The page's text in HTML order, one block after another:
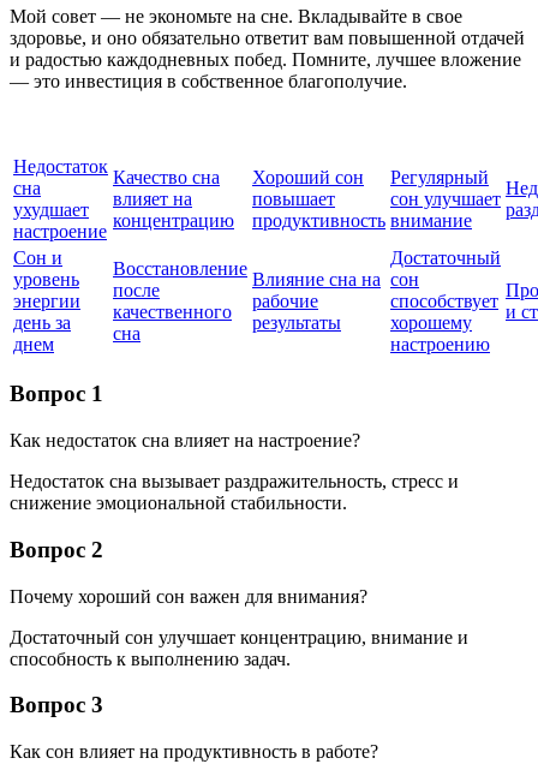
Мой совет — не экономьте на сне. Вкладывайте в свое
здоровье, и оно обязательно ответит вам повышенной отдачей
и радостью каждодневных побед. Помните, лучшее вложение
— это инвестиция в собственное благополучие.
Недостаток
сна
ухудшает
настроение
Качество сна
влияет на
концентрацию
Хороший сон
повышает
продуктивность
Регулярный
сон улучшает
внимание
Сон и
уровень
энергии
день за
днем
Восстановление
после
качественного
сна
Влияние сна на
рабочие
результаты
Достаточный
сон
способствует
хорошему
настроению
и
Вопрос 1
Как недостаток сна влияет на настроение?
Недостаток сна вызывает раздражительность, стресс и
снижение эмоциональной стабильности.
Вопрос 2
Почему хороший сон важен для внимания?
Достаточный сон улучшает концентрацию, внимание и
способность к выполнению задач.
Вопрос 3
Как сон влияет на продуктивность в работе?